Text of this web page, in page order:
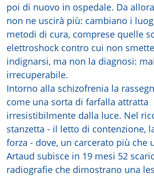
poi di nuovo in ospedale. Da
non ne uscirà più: cambiano i
metodi di cura, comprese quelle
elettroshock contro cui non
indignarsi, ma non la diagnosi:
irrecuperabile.
Intorno alla schizofrenia la
come una sorta di farfalla attratta
irresistibilmente dalla luce. Nel
stanzetta - il letto di contenzione,
forza - dove, un carcerato più che
Artaud subisce in 19 mesi 52
radiografie che dimostrano una